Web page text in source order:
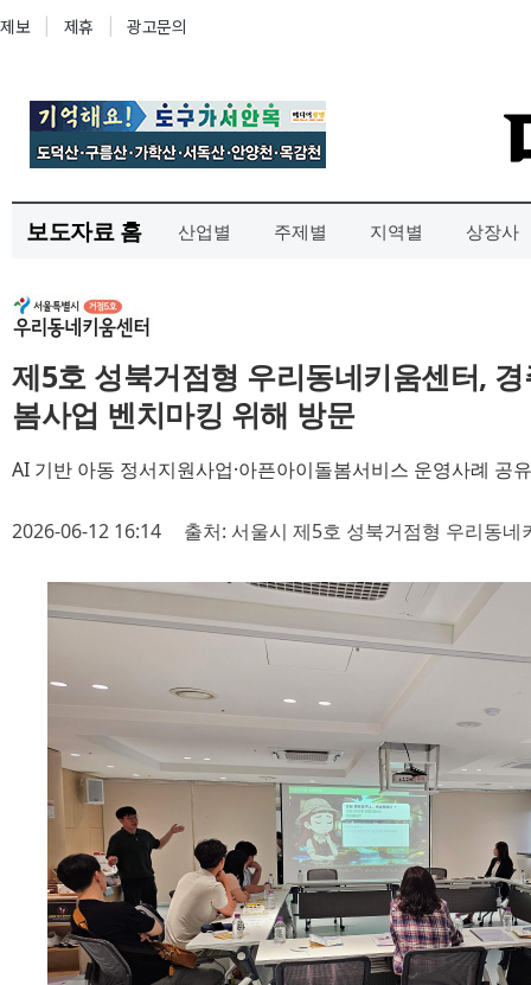
보도자료 홈 산업별 주제별 지역별 상장사
제5호 성북거점형 우리동네키움센터,
봄사업 벤치마킹 위해 방문
AI 기반 아동 정서지원사업·아픈아이돌봄서비스 운영사례 공유
2026-06-12 16:14 출처: 서울시 제5호 성북거점형 우리동네